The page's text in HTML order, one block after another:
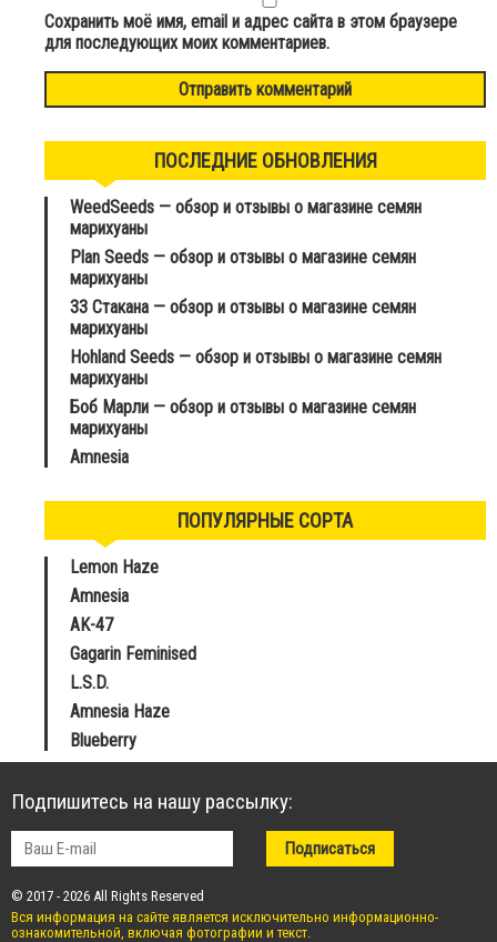
Сохранить моё имя, email и адрес сайта в этом браузере
для последующих моих комментариев.
ПОСЛЕДНИЕ ОБНОВЛЕНИЯ
WeedSeeds — обзор и отзывы о магазине семян
марихуаны
Plan Seeds — обзор и отзывы о магазине семян
марихуаны
33 Стакана — обзор и отзывы о магазине семян
марихуаны
Hohland Seeds — обзор и отзывы о магазине семян
марихуаны
Боб Марли — обзор и отзывы о магазине семян
марихуаны
Amnesia
ПОПУЛЯРНЫЕ СОРТА
Lemon Haze
Amnesia
AK-47
Gagarin Feminised
L.S.D.
Amnesia Haze
Blueberry
Подпишитесь на нашу рассылку:
© 2017 - 2026 All Rights Reserved
Вся информация на сайте является исключительно информационно-
ознакомительной, включая фотографии и текст.